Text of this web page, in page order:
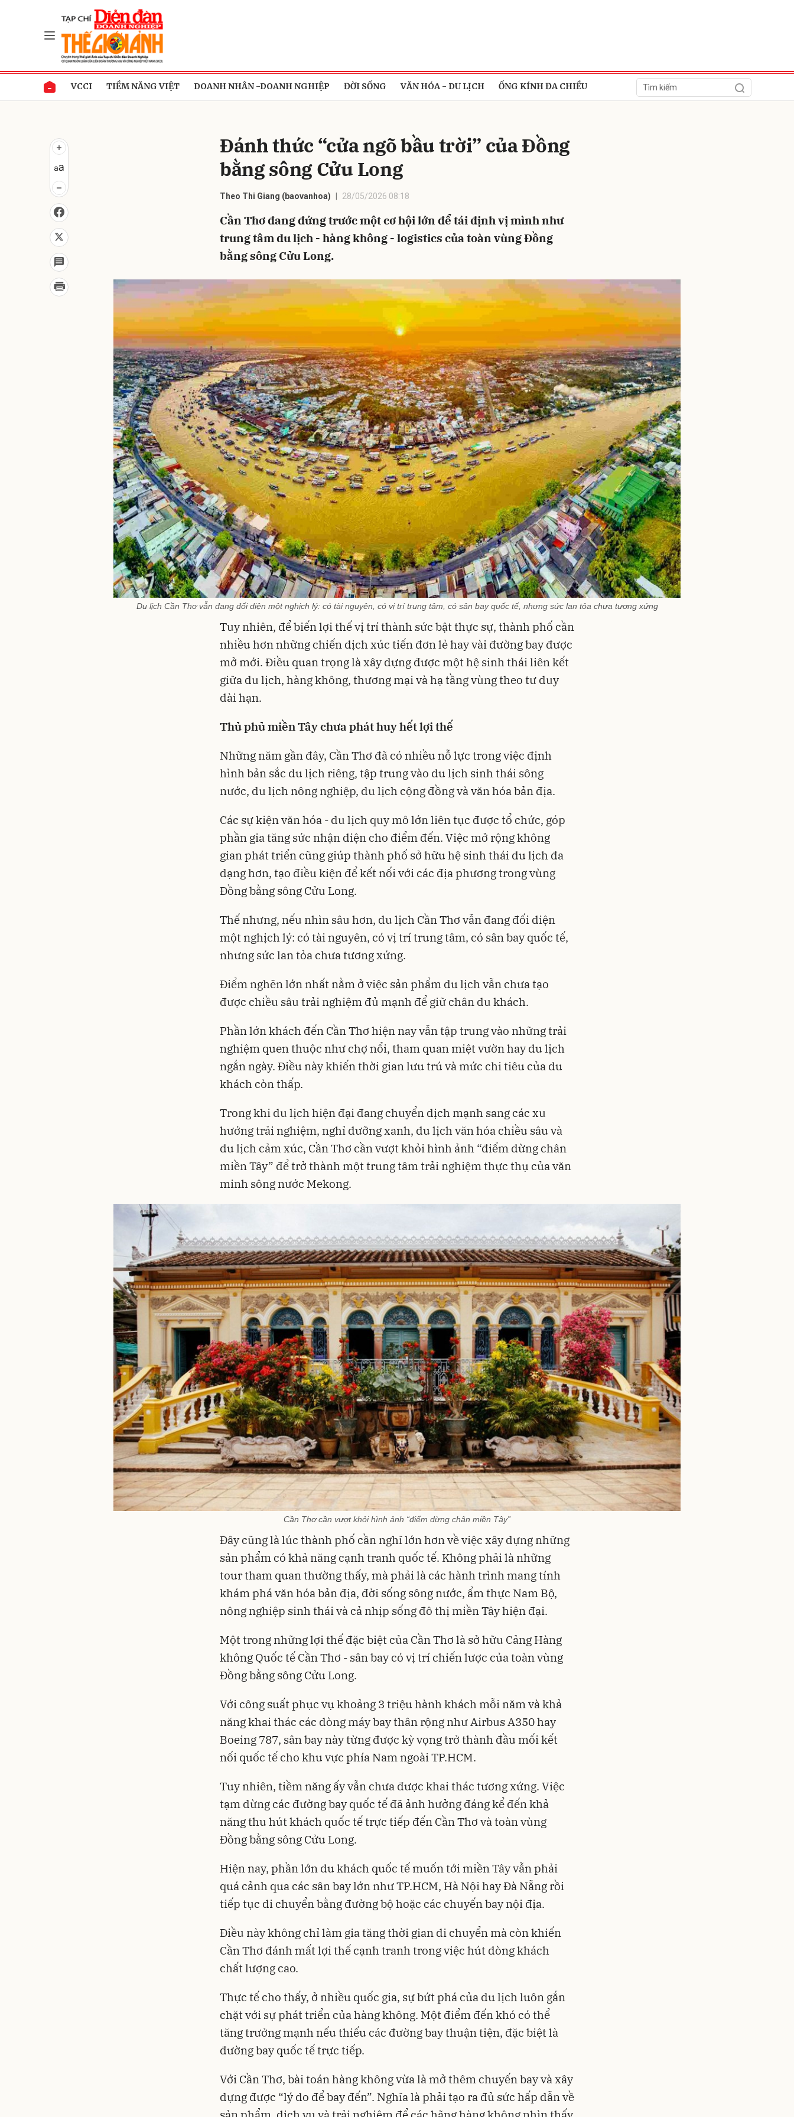
VCCI TIỀM NĂNG VIỆT DOANH NHÂN -DOANH NGHIỆP ĐỜI SỐNG VĂN HÓA - DU LỊCH ỐNG KÍNH ĐA CHIỀU
Đánh thức “cửa ngõ bầu trời” của Đồng
bằng sông Cửu Long
Theo Thi Giang (baovanhoa) 28/05/2026 08:18
Cần Thơ đang đứng trước một cơ hội lớn để tái định vị mình như
trung tâm du lịch - hàng không - logistics của toàn vùng Đồng
bằng sông Cửu Long.
Du lịch Cần Thơ vẫn đang đối diện một nghịch lý: có tài nguyên, có vị trí trung tâm, có sân bay quốc tế, nhưng sức lan tỏa chưa tương xứng
Tuy nhiên, để biến lợi thế vị trí thành sức bật thực sự, thành phố cần
nhiều hơn những chiến dịch xúc tiến đơn lẻ hay vài đường bay được
mở mới. Điều quan trọng là xây dựng được một hệ sinh thái liên kết
giữa du lịch, hàng không, thương mại và hạ tầng vùng theo tư duy
dài hạn.
Thủ phủ miền Tây chưa phát huy hết lợi thế
Những năm gần đây, Cần Thơ đã có nhiều nỗ lực trong việc định
hình bản sắc du lịch riêng, tập trung vào du lịch sinh thái sông
nước, du lịch nông nghiệp, du lịch cộng đồng và văn hóa bản địa.
Các sự kiện văn hóa - du lịch quy mô lớn liên tục được tổ chức, góp
phần gia tăng sức nhận diện cho điểm đến. Việc mở rộng không
gian phát triển cũng giúp thành phố sở hữu hệ sinh thái du lịch đa
dạng hơn, tạo điều kiện để kết nối với các địa phương trong vùng
Đồng bằng sông Cửu Long.
Thế nhưng, nếu nhìn sâu hơn, du lịch Cần Thơ vẫn đang đối diện
một nghịch lý: có tài nguyên, có vị trí trung tâm, có sân bay quốc tế,
nhưng sức lan tỏa chưa tương xứng.
Điểm nghẽn lớn nhất nằm ở việc sản phẩm du lịch vẫn chưa tạo
được chiều sâu trải nghiệm đủ mạnh để giữ chân du khách.
Phần lớn khách đến Cần Thơ hiện nay vẫn tập trung vào những trải
nghiệm quen thuộc như chợ nổi, tham quan miệt vườn hay du lịch
ngắn ngày. Điều này khiến thời gian lưu trú và mức chi tiêu của du
khách còn thấp.
Trong khi du lịch hiện đại đang chuyển dịch mạnh sang các xu
hướng trải nghiệm, nghỉ dưỡng xanh, du lịch văn hóa chiều sâu và
du lịch cảm xúc, Cần Thơ cần vượt khỏi hình ảnh “điểm dừng chân
miền Tây” để trở thành một trung tâm trải nghiệm thực thụ của văn
minh sông nước Mekong.
Cần Thơ cần vượt khỏi hình ảnh “điểm dừng chân miền Tây”
Đây cũng là lúc thành phố cần nghĩ lớn hơn về việc xây dựng những
sản phẩm có khả năng cạnh tranh quốc tế. Không phải là những
tour tham quan thường thấy, mà phải là các hành trình mang tính
khám phá văn hóa bản địa, đời sống sông nước, ẩm thực Nam Bộ,
nông nghiệp sinh thái và cả nhịp sống đô thị miền Tây hiện đại.
Một trong những lợi thế đặc biệt của Cần Thơ là sở hữu Cảng Hàng
không Quốc tế Cần Thơ - sân bay có vị trí chiến lược của toàn vùng
Đồng bằng sông Cửu Long.
Với công suất phục vụ khoảng 3 triệu hành khách mỗi năm và khả
năng khai thác các dòng máy bay thân rộng như Airbus A350 hay
Boeing 787, sân bay này từng được kỳ vọng trở thành đầu mối kết
nối quốc tế cho khu vực phía Nam ngoài TP.HCM.
Tuy nhiên, tiềm năng ấy vẫn chưa được khai thác tương xứng. Việc
tạm dừng các đường bay quốc tế đã ảnh hưởng đáng kể đến khả
năng thu hút khách quốc tế trực tiếp đến Cần Thơ và toàn vùng
Đồng bằng sông Cửu Long.
Hiện nay, phần lớn du khách quốc tế muốn tới miền Tây vẫn phải
quá cảnh qua các sân bay lớn như TP.HCM, Hà Nội hay Đà Nẵng rồi
tiếp tục di chuyển bằng đường bộ hoặc các chuyến bay nội địa.
Điều này không chỉ làm gia tăng thời gian di chuyển mà còn khiến
Cần Thơ đánh mất lợi thế cạnh tranh trong việc hút dòng khách
chất lượng cao.
Thực tế cho thấy, ở nhiều quốc gia, sự bứt phá của du lịch luôn gắn
chặt với sự phát triển của hàng không. Một điểm đến khó có thể
tăng trưởng mạnh nếu thiếu các đường bay thuận tiện, đặc biệt là
đường bay quốc tế trực tiếp.
Với Cần Thơ, bài toán hàng không vừa là mở thêm chuyến bay và xây
dựng được “lý do để bay đến”. Nghĩa là phải tạo ra đủ sức hấp dẫn về